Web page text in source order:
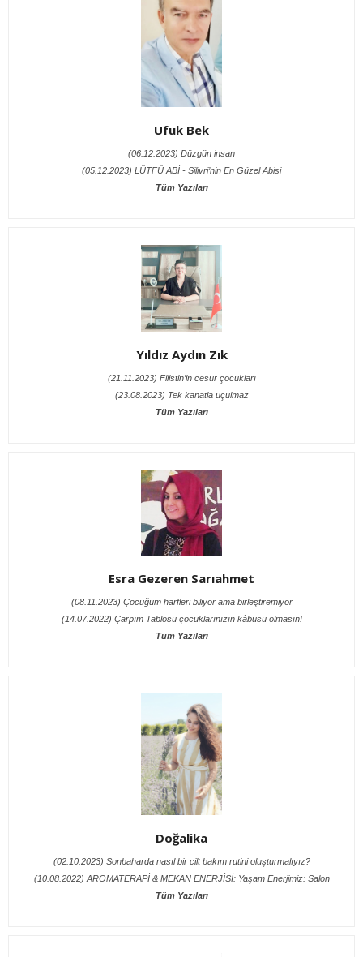
Ufuk Bek
(06.12.2023) Düzgün insan
(05.12.2023) LÜTFÜ ABİ - Silivri’nin En Güzel Abisi
Tüm Yazıları
Yıldız Aydın Zık
(21.11.2023) Filistin’in cesur çocukları
(23.08.2023) Tek kanatla uçulmaz
Tüm Yazıları
Esra Gezeren Sarıahmet
(08.11.2023) Çocuğum harfleri biliyor ama birleştiremiyor
(14.07.2022) Çarpım Tablosu çocuklarınızın kâbusu olmasın!
Tüm Yazıları
Doğalika
(02.10.2023) Sonbaharda nasıl bir cilt bakım rutini oluşturmalıyız?
(10.08.2022) AROMATERAPİ & MEKAN ENERJİSİ: Yaşam Enerjimiz: Salon
Tüm Yazıları